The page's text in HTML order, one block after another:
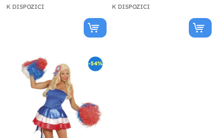
K DISPOZICI K DISPOZICI
-54%